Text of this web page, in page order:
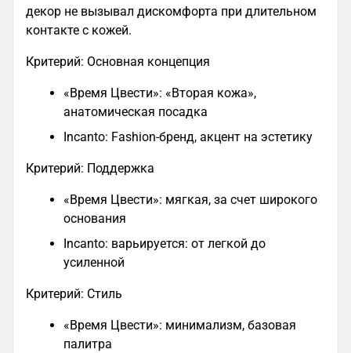
декор не вызывал дискомфорта при длительном
контакте с кожей.
Критерий: Основная концепция
«Время Цвести»: «Вторая кожа»,
анатомическая посадка
Incanto: Fashion-бренд, акцент на эстетику
Критерий: Поддержка
«Время Цвести»: мягкая, за счет широкого
основания
Incanto: варьируется: от легкой до
усиленной
Критерий: Стиль
«Время Цвести»: минимализм, базовая
палитра